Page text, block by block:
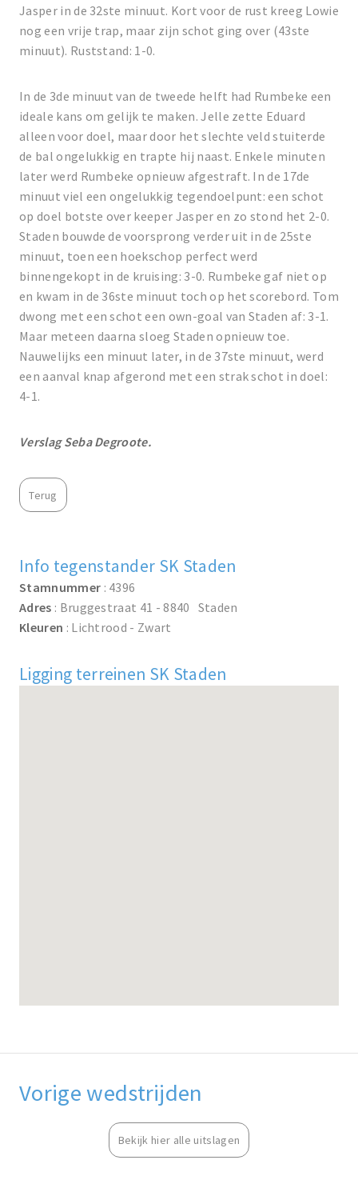
Jasper in de 32ste minuut. Kort voor de rust kreeg Lowie
nog een vrije trap, maar zijn schot ging over (43ste
minuut). Ruststand: 1-0.
In de 3de minuut van de tweede helft had Rumbeke een
ideale kans om gelijk te maken. Jelle zette Eduard
alleen voor doel, maar door het slechte veld stuiterde
de bal ongelukkig en trapte hij naast. Enkele minuten
later werd Rumbeke opnieuw afgestraft. In de 17de
minuut viel een ongelukkig tegendoelpunt: een schot
op doel botste over keeper Jasper en zo stond het 2-0.
Staden bouwde de voorsprong verder uit in de 25ste
minuut, toen een hoekschop perfect werd
binnengekopt in de kruising: 3-0. Rumbeke gaf niet op
en kwam in de 36ste minuut toch op het scorebord. Tom
dwong met een schot een own-goal van Staden af: 3-1.
Maar meteen daarna sloeg Staden opnieuw toe.
Nauwelijks een minuut later, in de 37ste minuut, werd
een aanval knap afgerond met een strak schot in doel:
4-1.
Verslag Seba Degroote.
Terug
Info tegenstander SK Staden
Stamnummer : 4396
Adres : Bruggestraat 41 - 8840 Staden
Kleuren : Lichtrood - Zwart
Ligging terreinen SK Staden
Vorige wedstrijden
Bekijk hier alle uitslagen